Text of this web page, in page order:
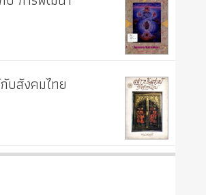
บสังคมไทย